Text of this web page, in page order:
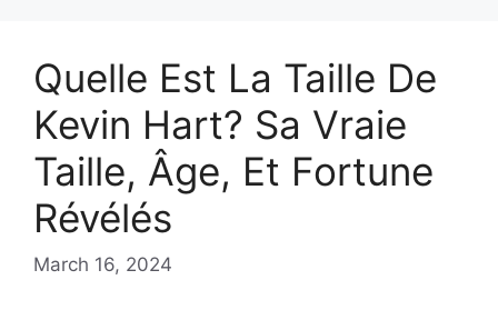
Quelle Est La Taille De
Kevin Hart? Sa Vraie
Taille, Âge, Et Fortune
Révélés
March 16, 2024